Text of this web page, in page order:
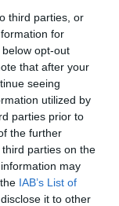
third parties, or
for
opt-out
that after your
seeing
utilized by
parties prior to
the further
parties on the
may
IAB’s List of
it to other